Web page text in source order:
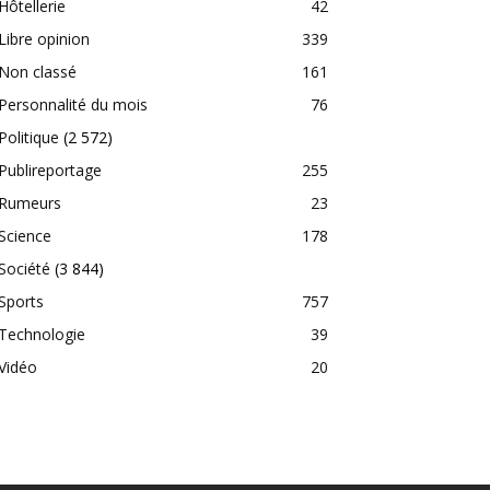
42
opinion
339
classé
161
du mois
76
(2 572)
255
23
178
(3 844)
757
39
20